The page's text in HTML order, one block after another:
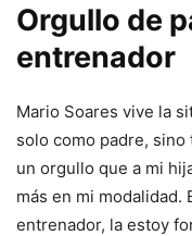
Orgullo de
entrenador
Mario Soares vive la
solo como padre, sino
un orgullo que a mi
más en mi modalidad.
entrenador, la estoy